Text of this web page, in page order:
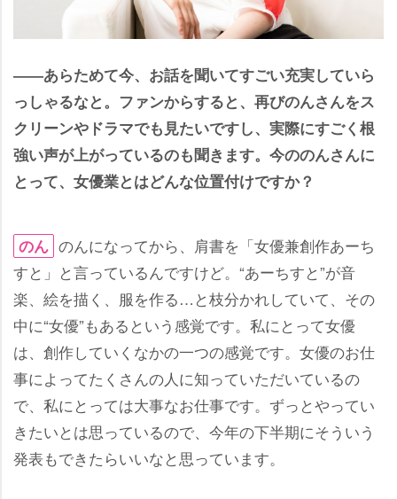
――あらためて今、お話を聞いてすごい充実していら
っしゃるなと。ファンからすると、再びのんさんをス
クリーンやドラマでも見たいですし、実際にすごく根
強い声が上がっているのも聞きます。今ののんさんに
とって、女優業とはどんな位置付けですか？
のん のんになってから、肩書を「女優兼創作あーち
すと」と言っているんですけど。“あーちすと”が音
楽、絵を描く、服を作る…と枝分かれしていて、その
中に“女優”もあるという感覚です。私にとって女優
は、創作していくなかの一つの感覚です。女優のお仕
事によってたくさんの人に知っていただいているの
で、私にとっては大事なお仕事です。ずっとやってい
きたいとは思っているので、今年の下半期にそういう
発表もできたらいいなと思っています。